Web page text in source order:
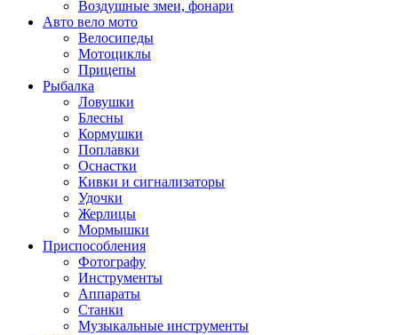
Воздушные змеи, фонари
Авто вело мото
Велосипеды
Мотоциклы
Прицепы
Рыбалка
Ловушки
Блесны
Кормушки
Поплавки
Оснастки
Кивки и сигнализаторы
Удочки
Жерлицы
Мормышки
Приспособления
Фотографу
Инструменты
Аппараты
Станки
Музыкальные инструменты